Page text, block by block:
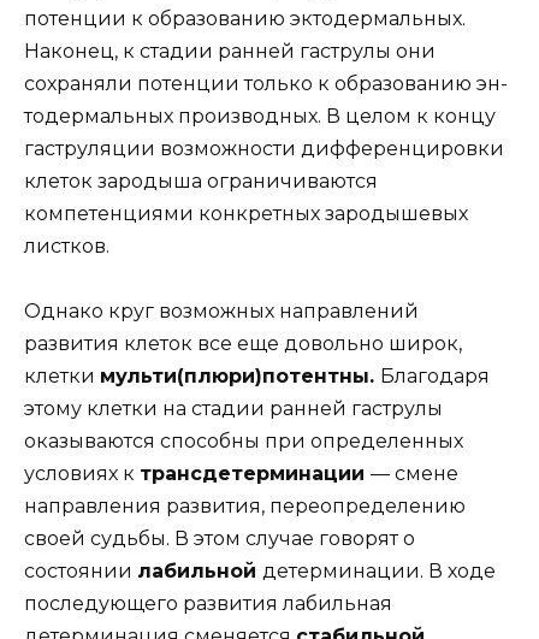
потенции к образованию эктодермальных.
Наконец, к стадии ранней гаструлы они
сохраняли потенции только к образованию эн-
тодермальных производных. В целом к концу
гаструляции возможности дифференцировки
клеток зародыша ограничиваются
компетенциями конкретных зародышевых
листков.
Однако круг возможных направлений
развития клеток все еще довольно широк,
клетки мульти(плюри)потентны. Благодаря
этому клетки на стадии ранней гаструлы
оказываются способны при определенных
условиях к трансдетерминации — смене
направления развития, переопределению
своей судьбы. В этом случае говорят о
состоянии лабильной детерминации. В ходе
последующего развития лабильная